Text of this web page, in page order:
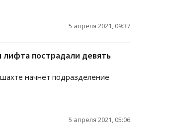
5 апреля 2021, 09:37
лифта пострадали девять
начнет подразделение
5 апреля 2021, 05:06